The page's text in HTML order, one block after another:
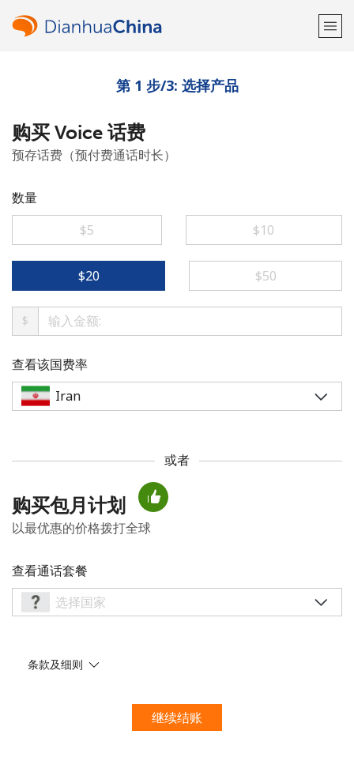
欢迎！
已经有账户了
至少 8 个字符
一个大写字母和一个小写字母
一个特殊字符
本人明白，在本网站开设账户，即代表本人同意这些
第 1 步/3: 选择产品
购买 Voice 话费
预存话费（预付费通话时长）
数量
⁦$5⁩
⁦$10⁩
⁦$20⁩ ⁦$50⁩
$
查看该国费率
或者
购买包月计划
以最优惠的价格拨打全球
查看通话套餐
条款及细则
继续结账